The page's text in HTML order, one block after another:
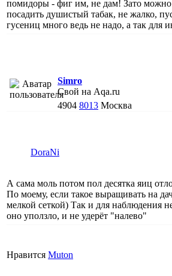
помидоры - фиг им, не дам! Зато можно
посадить душистый табак, не жалко,
гусениц много ведь не надо, а так для
Simro
Свой на Aqa.ru
4904 8013 Москва
DoraNi
А сама моль потом пол десятка яиц
По моему, если такое выращивать на
мелкой сеткой) Так и для наблюдения
оно уползло, и не удерёт "налево"
Нравится Muton